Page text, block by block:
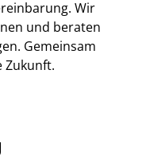
Wir
und beraten
Gemeinsam
Zukunft.